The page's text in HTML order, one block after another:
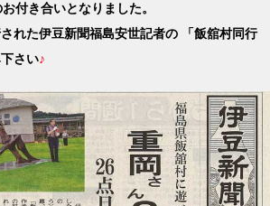
付き合いとなりました。
れた伊豆新聞福島安世記者の 「飯舘村同行
さい♪